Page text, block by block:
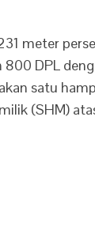
meter
DPL
satu
(SHM)